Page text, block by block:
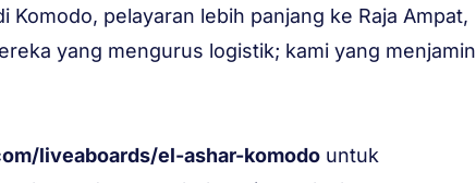
Komodo, pelayaran lebih panjang ke Raja Ampat,
yang mengurus logistik; kami yang menjamin
liveaboards/el-ashar-komodo untuk